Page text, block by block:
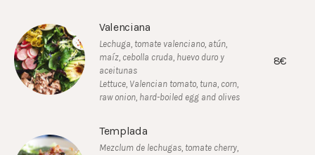
Valenciana
Lechuga, tomate valenciano, atún,
maíz, cebolla cruda, huevo duro y
aceitunas
Lettuce, Valencian tomato, tuna, corn,
raw onion, hard-boiled egg and olives
8€
Templada
Mezclum de lechugas, tomate cherry,